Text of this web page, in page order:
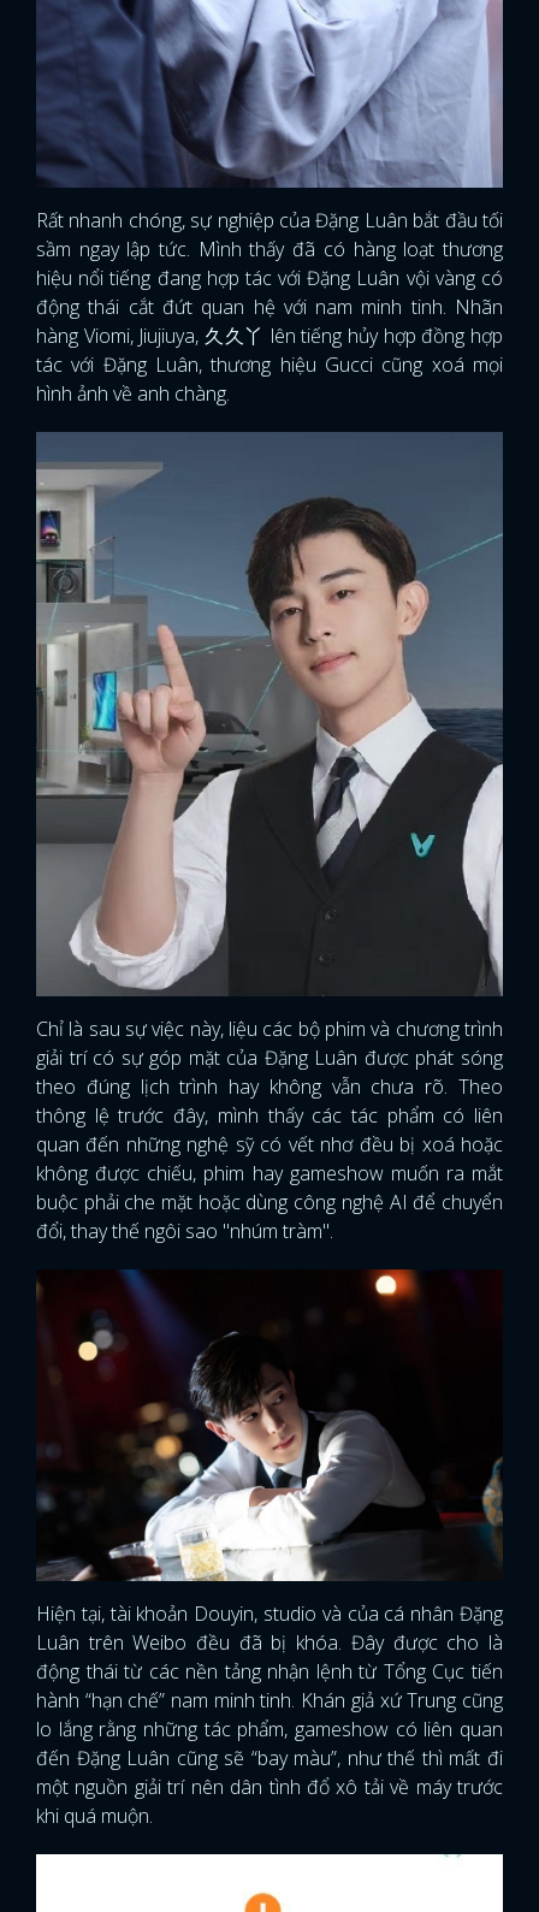
Rất nhanh chóng, sự nghiệp của Đặng Luân bắt đầu tối
sầm ngay lập tức. Mình thấy đã có hàng loạt thương
hiệu nổi tiếng đang hợp tác với Đặng Luân vội vàng có
động thái cắt đứt quan hệ với nam minh tinh. Nhãn
hàng Viomi, Jiujiuya, 久久丫 lên tiếng hủy hợp đồng hợp
tác với Đặng Luân, thương hiệu Gucci cũng xoá mọi
hình ảnh về anh chàng.
Chỉ là sau sự việc này, liệu các bộ phim và chương trình
giải trí có sự góp mặt của Đặng Luân được phát sóng
theo đúng lịch trình hay không vẫn chưa rõ. Theo
thông lệ trước đây, mình thấy các tác phẩm có liên
quan đến những nghệ sỹ có vết nhơ đều bị xoá hoặc
không được chiếu, phim hay gameshow muốn ra mắt
buộc phải che mặt hoặc dùng công nghệ AI để chuyển
đổi, thay thế ngôi sao "nhúm tràm".
Hiện tại, tài khoản Douyin, studio và của cá nhân Đặng
Luân trên Weibo đều đã bị khóa. Đây được cho là
động thái từ các nền tảng nhận lệnh từ Tổng Cục tiến
hành “hạn chế” nam minh tinh. Khán giả xứ Trung cũng
lo lắng rằng những tác phẩm, gameshow có liên quan
đến Đặng Luân cũng sẽ “bay màu”, như thế thì mất đi
một nguồn giải trí nên dân tình đổ xô tải về máy trước
khi quá muộn.